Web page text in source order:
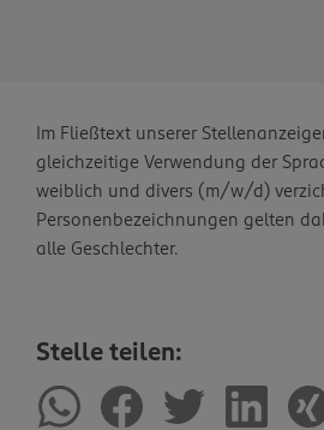
Im Fließtext unserer
gleichzeitige Verwendung der
weiblich und divers (m/w/d)
Personenbezeichnungen gelten
alle Geschlechter.
Stelle teilen: